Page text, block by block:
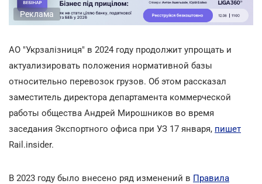
Реклама
АО "Укрзалізниця" в 2024 году продолжит упрощать и
актуализировать положения нормативной базы
относительно перевозок грузов. Об этом рассказал
заместитель директора департамента коммерческой
работы общества Андрей Мирошников во время
заседания Экспортного офиса при УЗ 17 января, пишет
Rail.insider.
В 2023 году было внесено ряд изменений в Правила